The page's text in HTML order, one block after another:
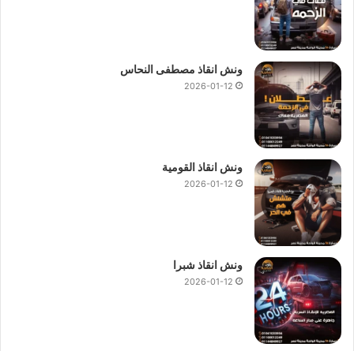
ونش انقاذ مصطفى النحاس
2026-01-12
ونش انقاذ القومية
2026-01-12
ونش انقاذ شبرا
2026-01-12